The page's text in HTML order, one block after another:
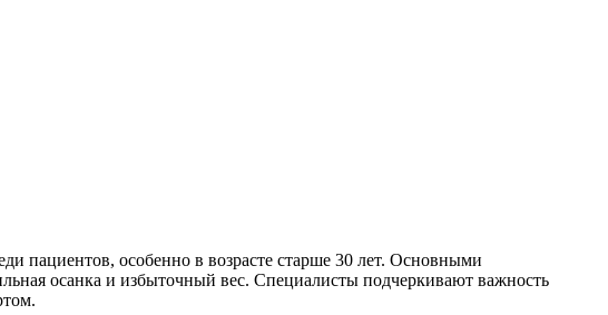
пациентов, особенно в возрасте старше 30 лет. Основными
осанка и избыточный вес. Специалисты подчеркивают важность